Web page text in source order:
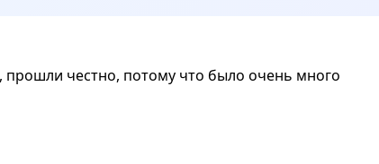
честно, потому что было очень много